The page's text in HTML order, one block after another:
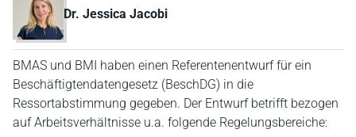
Dr. Jessica Jacobi
BMAS und BMI haben einen Referentenentwurf für ein
Beschäftigtendatengesetz (BeschDG) in die
Ressortabstimmung gegeben. Der Entwurf betrifft bezogen
auf Arbeitsverhältnisse u.a. folgende Regelungsbereiche: